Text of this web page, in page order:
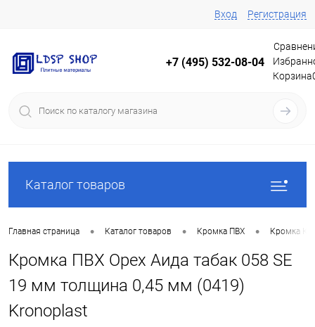
Вход Регистрация
+7 (495) 532-08-04
Корзина
Каталог товаров
Главная страница • Каталог товаров • Кромка ПВХ • Кромка
Кромка ПВХ Орех Аида табак 058 SE
19 мм толщина 0,45 мм (0419)
Kronoplast